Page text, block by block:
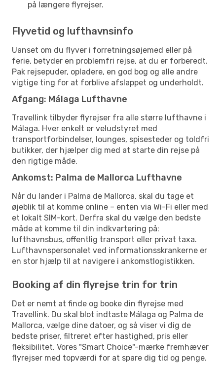
på længere flyrejser.
Flyvetid og lufthavnsinfo
Uanset om du flyver i forretningsøjemed eller på
ferie, betyder en problemfri rejse, at du er forberedt.
Pak rejsepuder, opladere, en god bog og alle andre
vigtige ting for at forblive afslappet og underholdt.
Afgang: Málaga Lufthavne
Travellink tilbyder flyrejser fra alle større lufthavne i
Málaga. Hver enkelt er veludstyret med
transportforbindelser, lounges, spisesteder og toldfri
butikker, der hjælper dig med at starte din rejse på
den rigtige måde.
Ankomst: Palma de Mallorca Lufthavne
Når du lander i Palma de Mallorca, skal du tage et
øjeblik til at komme online – enten via Wi-Fi eller med
et lokalt SIM-kort. Derfra skal du vælge den bedste
måde at komme til din indkvartering på:
lufthavnsbus, offentlig transport eller privat taxa.
Lufthavnspersonalet ved informationsskrankerne er
en stor hjælp til at navigere i ankomstlogistikken.
Booking af din flyrejse trin for trin
Det er nemt at finde og booke din flyrejse med
Travellink. Du skal blot indtaste Málaga og Palma de
Mallorca, vælge dine datoer, og så viser vi dig de
bedste priser, filtreret efter hastighed, pris eller
fleksibilitet. Vores "Smart Choice"-mærke fremhæver
flyrejser med topværdi for at spare dig tid og penge.